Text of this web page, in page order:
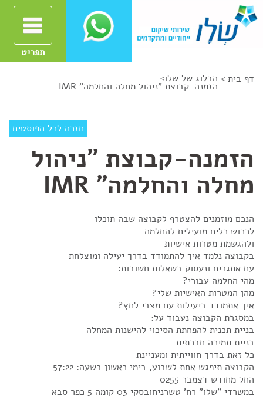
תפריט
דף בית > הבלוג של שלו>
הזמנה-קבוצת "ניהול מחלה והחלמה" IMR
חזרה לכל הפוסטים
הזמנה-קבוצת "ניהול
מחלה והחלמה" IMR
הנכם מוזמנים להצטרף לקבוצה שבה תוכלו
לרכוש כלים מועילים להחלמה
ולהגשמת מטרות אישיות
בקבוצה נלמד איך להתמודד בדרך יעילה ומוצלחת
עם אתגרים ונעסוק בשאלות חשובות:
מהי החלמה עבורי?
מהן המטרות האישיות שלי?
איך אתמודד ביעילות עם מצבי לחץ?
במסגרת הקבוצה נעבוד על:
בניית תכנית להפחתת הסיכוי להישנות המחלה
בניית תמיכה חברתית
כל זאת בדרך חווייתית ומעניינת
הקבוצה תיפגש אחת לשבוע, בימי ראשון בשעה: 57:22
החל מחודש דצמבר 0255
במשרדי "שלו" רח' טשרניחובסקי 03 קומה 5 כפר סבא